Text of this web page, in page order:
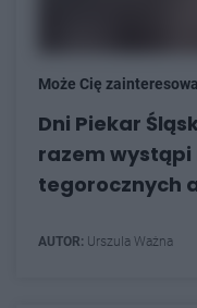
Może Cię
Dni Piekar
razem wystąpi
tegorocznych
AUTOR: Urszula Ważna